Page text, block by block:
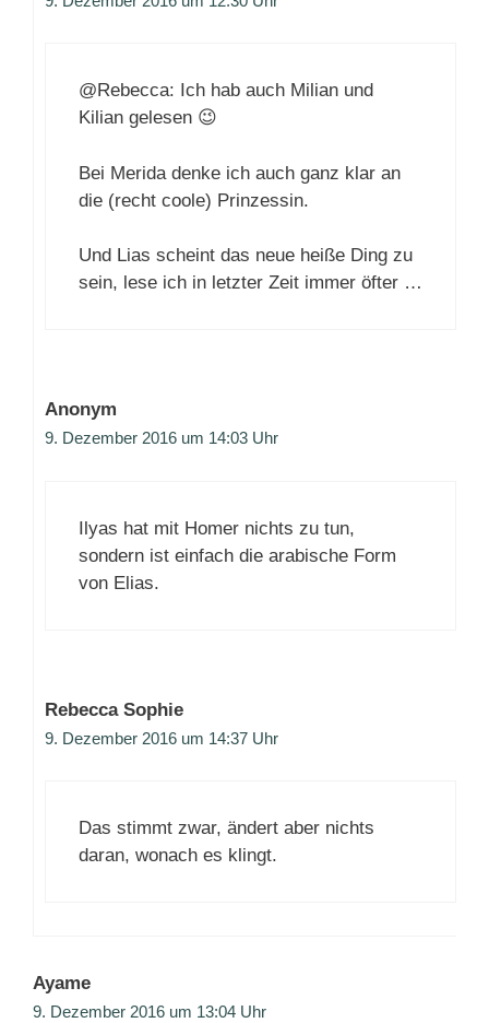
@Rebecca: Ich hab auch Milian und
Kilian gelesen 😉
Bei Merida denke ich auch ganz klar an
die (recht coole) Prinzessin.
Und Lias scheint das neue heiße Ding zu
sein, lese ich in letzter Zeit immer öfter …
Anonym
9. Dezember 2016 um 14:03 Uhr
Ilyas hat mit Homer nichts zu tun,
sondern ist einfach die arabische Form
von Elias.
Rebecca Sophie
9. Dezember 2016 um 14:37 Uhr
Das stimmt zwar, ändert aber nichts
daran, wonach es klingt.
Ayame
9. Dezember 2016 um 13:04 Uhr